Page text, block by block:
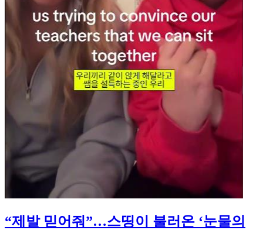
“제발 믿어줘”…스띵이 불러온 ‘눈물의